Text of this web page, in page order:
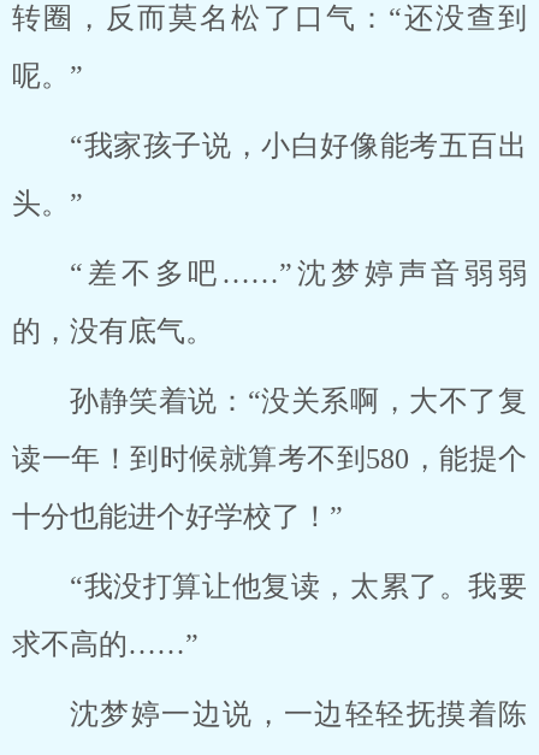
转圈，反而莫名松了口气：“还没查到
呢。”
“我家孩子说，小白好像能考五百出
头。”
“差不多吧……”沈梦婷声音弱弱
的，没有底气。
孙静笑着说：“没关系啊，大不了复
读一年！到时候就算考不到580，能提个
十分也能进个好学校了！”
“我没打算让他复读，太累了。我要
求不高的……”
沈梦婷一边说，一边轻轻抚摸着陈